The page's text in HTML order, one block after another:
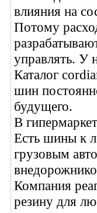
влияния на
Потому
управлять. У
Каталог
шин
будущего.
В
Есть шины к
грузовым
Компания
резину для